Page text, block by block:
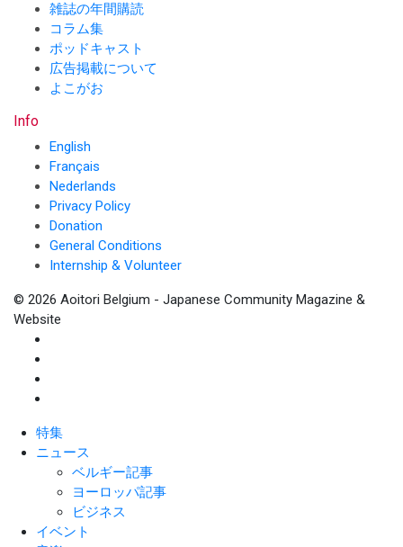
雑誌の年間購読
コラム集
ポッドキャスト
広告掲載について
よこがお
Info
English
Français
Nederlands
Privacy Policy
Donation
General Conditions
Internship & Volunteer
© 2026 Aoitori Belgium - Japanese Community Magazine &
Website
特集
ニュース
ベルギー記事
ヨーロッパ記事
ビジネス
イベント